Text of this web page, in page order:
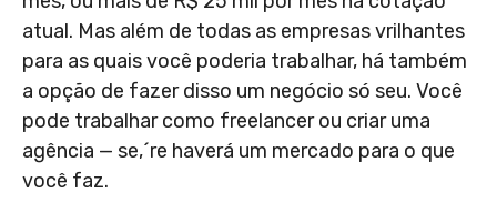
atual. Mas além de todas as empresas vrilhantes
para as quais você poderia trabalhar, há também
a opção de fazer disso um negócio só seu. Você
pode trabalhar como freelancer ou criar uma
agência — se,´re haverá um mercado para o que
você faz.